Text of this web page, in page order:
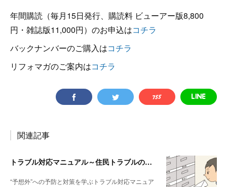
年間購読（毎月15日発行、購読料 ビューアー版8,800
円・雑誌版11,000円）のお申込はコチラ
バックナンバーのご購入はコチラ
リフォマガのご案内はコチラ
関連記事
トラブル対応マニュアル～住民トラブルの危険度高!! マンションで注意したいポイント
“予想外”への予防と対策を学ぶトラブル対応マニュア